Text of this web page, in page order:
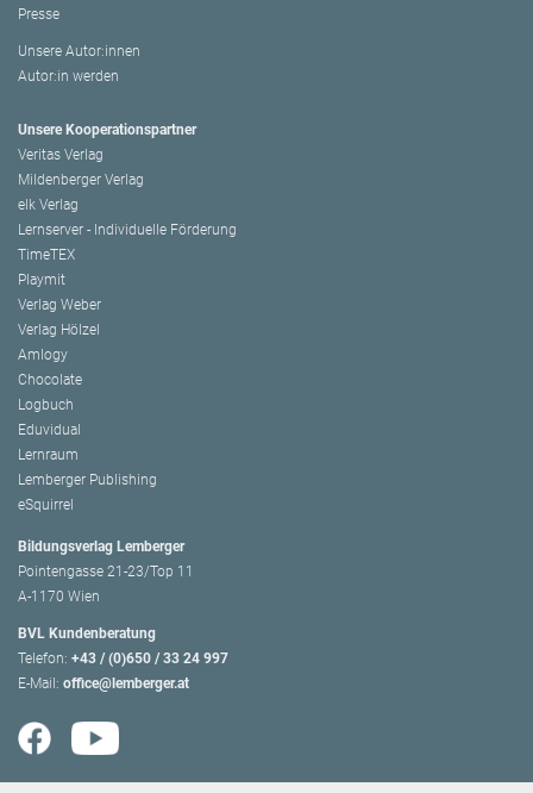
Presse
Unsere Autor:innen
Autor:in werden
Unsere Kooperationspartner
Veritas Verlag
Mildenberger Verlag
elk Verlag
Lernserver - Individuelle Förderung
TimeTEX
Playmit
Verlag Weber
Verlag Hölzel
Amlogy
Chocolate
Logbuch
Eduvidual
Lernraum
Lemberger Publishing
eSquirrel
Bildungsverlag Lemberger
Pointengasse 21-23/Top 11
A-1170 Wien
BVL Kundenberatung
Telefon: +43 / (0)650 / 33 24 997
E-Mail: office@lemberger.at